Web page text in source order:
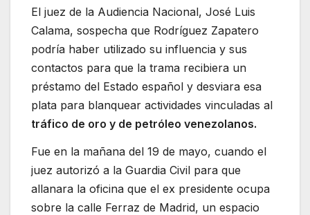
El juez de la Audiencia Nacional, José Luis
Calama, sospecha que Rodríguez Zapatero
podría haber utilizado su influencia y sus
contactos para que la trama recibiera un
préstamo del Estado español y desviara esa
plata para blanquear actividades vinculadas al
tráfico de oro y de petróleo venezolanos.
Fue en la mañana del 19 de mayo, cuando el
juez autorizó a la Guardia Civil para que
allanara la oficina que el ex presidente ocupa
sobre la calle Ferraz de Madrid, un espacio